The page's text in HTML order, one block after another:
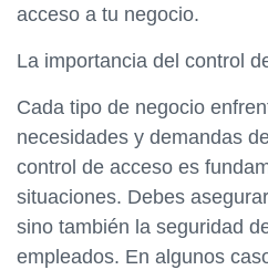
acceso a tu negocio.
La importancia del control
Cada tipo de negocio
necesidades y demandas
control de acceso es
situaciones. Debes
sino también la seguridad
empleados. En algunos